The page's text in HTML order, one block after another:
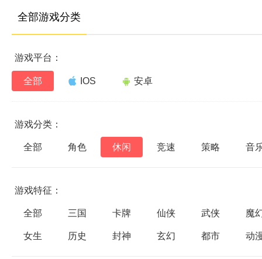
全部游戏分类
游戏平台：
全部 IOS 安卓
游戏分类：
全部 角色 休闲 竞速 策略 音
游戏特征：
全部 三国 卡牌 仙侠 武侠 魔
女生 历史 封神 玄幻 都市 动